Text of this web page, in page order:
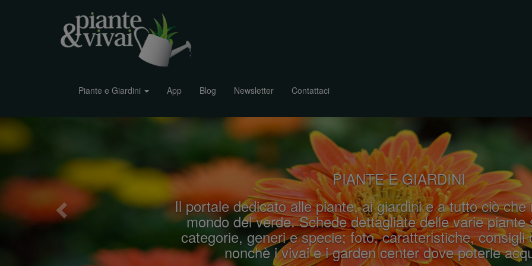
Piante e Giardini App Blog Newsletter Contattaci
PIANTE E GIARDINI
Il portale dedicato alle piante, ai giardini e a tutto ciò che
mondo del verde. Schede dettagliate delle varie piante
categorie, generi e specie; foto, caratteristiche, consigli
nonchè i vivai e i garden center dove poterle
v
o
u